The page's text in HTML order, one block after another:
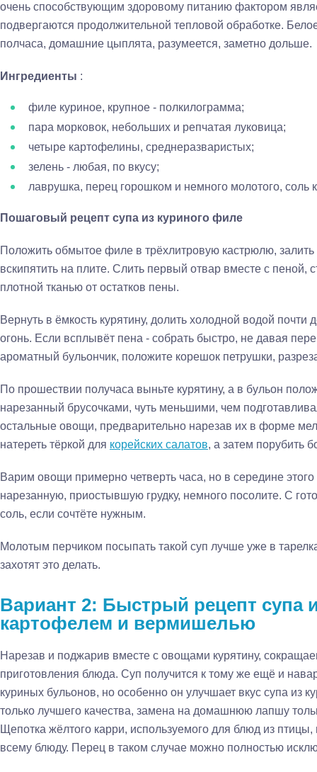
очень способствующим здоровому питанию фактором
подвергаются продолжительной тепловой обработке.
полчаса, домашние цыплята, разумеется, заметно дольше.
Ингредиенты :
филе куриное, крупное - полкилограмма;
пара морковок, небольших и репчатая луковица;
четыре картофелины, среднеразваристых;
зелень - любая, по вкусу;
лаврушка, перец горошком и немного молотого, соль
Пошаговый рецепт супа из куриного филе
Положить обмытое филе в трёхлитровую кастрюлю,
вскипятить на плите. Слить первый отвар вместе с пеной,
плотной тканью от остатков пены.
Вернуть в ёмкость курятину, долить холодной водой
огонь. Если всплывёт пена - собрать быстро, не давая
ароматный бульончик, положите корешок петрушки,
По прошествии получаса выньте курятину, а в бульон
нарезанный брусочками, чуть меньшими, чем
остальные овощи, предварительно нарезав их в форме
натереть тёркой для корейских салатов, а затем порубить
Варим овощи примерно четверть часа, но в середине
нарезанную, приостывшую грудку, немного посолите. С
соль, если сочтёте нужным.
Молотым перчиком посыпать такой суп лучше уже в
захотят это делать.
Вариант 2: Быстрый рецепт супа
картофелем и вермишелью
Нарезав и поджарив вместе с овощами курятину,
приготовления блюда. Суп получится к тому же ещё и
куриных бульонов, но особенно он улучшает вкус супа из
только лучшего качества, замена на домашнюю лапшу
Щепотка жёлтого карри, используемого для блюд из
всему блюду. Перец в таком случае можно полностью